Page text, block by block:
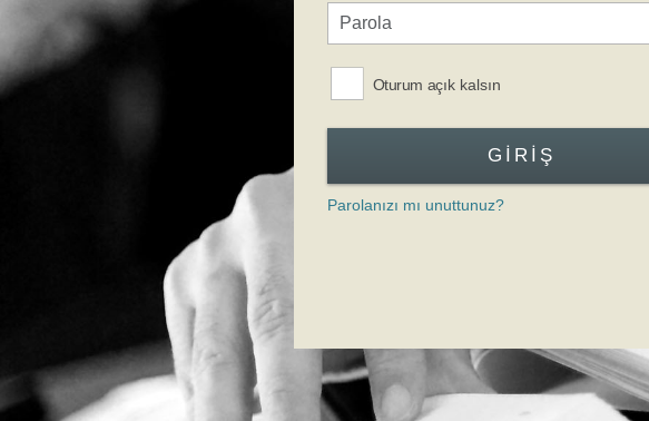
Oturum açık kalsın
GIRIŞ
Parolanızı mı unuttunuz?